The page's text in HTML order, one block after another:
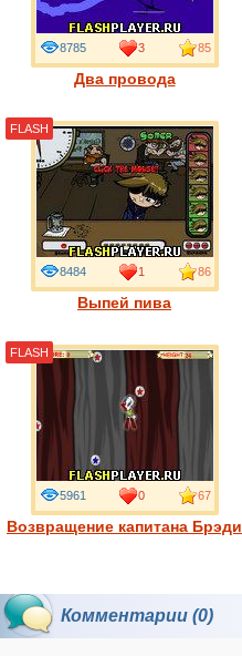
Два провода
8785 3 85
Выпей пива
8484 1 86
FLASH
Возвращение капитана Брэди
5961 0 67
FLASH
Комментарии (0)